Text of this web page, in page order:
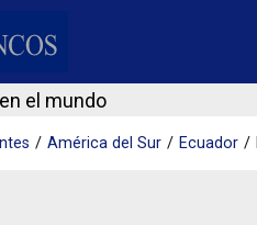
el mundo
América del Sur Ecuador